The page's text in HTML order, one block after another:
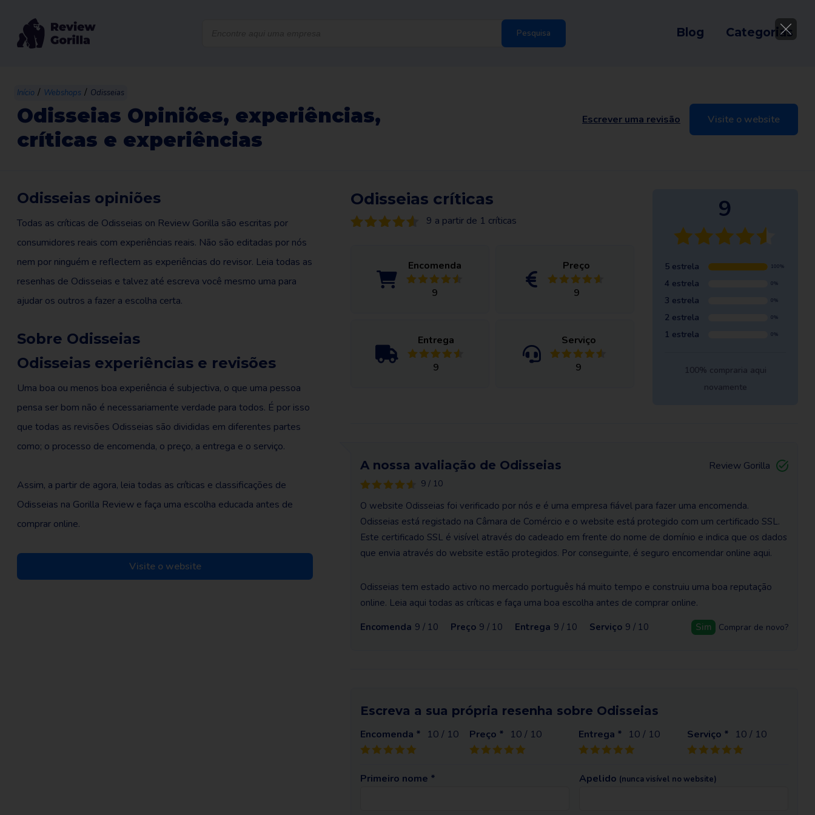
Pesquisa Blog Categorias
Início / Webshops / Odisseias
Odisseias Opiniões, experiências,
críticas e experiências
Visite o website
Escrever uma revisão
Odisseias opiniões
Todas as críticas de Odisseias on Review Gorilla são escritas por
consumidores reais com experiências reais. Não são editadas por nós
nem por ninguém e reflectem as experiências do revisor. Leia todas as
resenhas de Odisseias e talvez até escreva você mesmo uma para
ajudar os outros a fazer a escolha certa.
Sobre Odisseias
Odisseias experiências e revisões
Uma boa ou menos boa experiência é subjectiva, o que uma pessoa
pensa ser bom não é necessariamente verdade para todos. É por isso
que todas as revisões Odisseias são divididas em diferentes partes
como; o processo de encomenda, o preço, a entrega e o serviço.
Assim, a partir de agora, leia todas as críticas e classificações de
Odisseias na Gorilla Review e faça uma escolha educada antes de
comprar online.
Visite o website
Odisseias críticas
9 a partir de 1 críticas
Encomenda
9
Preço
9
Entrega
9
Serviço
9
9
5 estrela 100%
4 estrela 0%
3 estrela 0%
2 estrela 0%
1 estrela 0%
100% compraria aqui
novamente
A nossa avaliação de Odisseias
9 / 10
Review Gorilla
O website Odisseias foi verificado por nós e é uma empresa fiável para fazer uma encomenda.
Odisseias está registado na Câmara de Comércio e o website está protegido com um certificado SSL.
Este certificado SSL é visível através do cadeado em frente do nome de domínio e indica que os dados
que envia através do website estão protegidos. Por conseguinte, é seguro encomendar online aqui.
Odisseias tem estado activo no mercado português há muito tempo e construiu uma boa reputação
online. Leia aqui todas as críticas e faça uma boa escolha antes de comprar online.
Encomenda 9 / 10 Preço 9 / 10 Entrega 9 / 10 Serviço 9 / 10 Sim Comprar de novo?
Escreva a sua própria resenha sobre Odisseias
Encomenda * 10 / 10 Preço * 10 / 10 Entrega * 10 / 10 Serviço * 10 / 10
Primeiro nome * Apelido (nunca visível no website)